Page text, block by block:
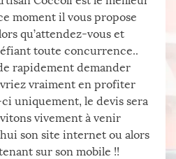
moment il vous propose
qu’attendez-vous et
toute concurrence..
rapidement demander
vraiment en profiter
uniquement, le devis sera
vivement à venir
son site internet ou alors
sur son mobile !!